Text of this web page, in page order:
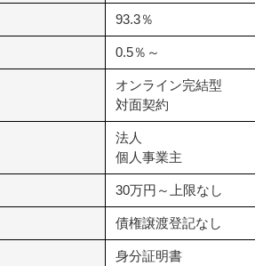
93.3％
0.5％～
オンライン完結型
対面契約
法人
個人事業主
30万円～上限なし
債権譲渡登記なし
身分証明書